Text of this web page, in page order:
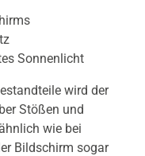
Sonnenlicht
wird der
Stößen und
wie bei
Bildschirm sogar